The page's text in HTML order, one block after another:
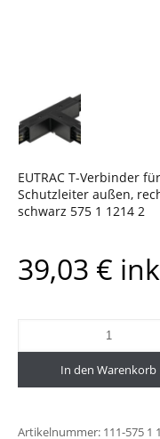
EUTRAC T-Verbinder
Schutzleiter außen,
schwarz 575 1 1214 2
39,03 €
In den Warenkorb
Artikelnummer: 111-575 1